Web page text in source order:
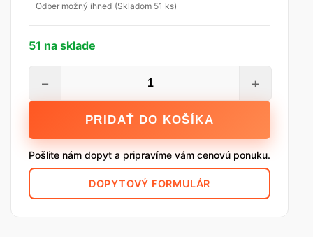
Odber možný ihneď (Skladom 51 ks)
51 na sklade
PaneloFix,
25
− +
PRIDAŤ DO KOŠÍKA
Pošlite nám dopyt a pripravíme vám cenovú ponuku.
DOPYTOVÝ FORMULÁR